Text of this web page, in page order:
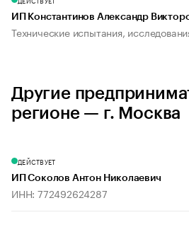
ИП Константинов Александр
Технические испытания,
Другие
регионе — г. Москва
ДЕЙСТВУЕТ
ИП Соколов Антон Николаевич
ИНН: 772492624287